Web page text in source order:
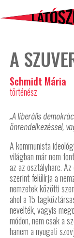
Látószög
blogTovább a
Ugrás a lábléchez
A
Schmidt Mária
történész
„A liberális
önrendelkezéssel,
A kommunista
világban már nem
az az osztályharc.
szerint felülírja a
nemzetek közötti
ahol a 15
nevelték, vagyis
módon, nem csak a
hanem a nyugati